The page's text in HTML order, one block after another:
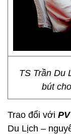
TS Trần Du
bút
Trao đổi với
Du Lịch –